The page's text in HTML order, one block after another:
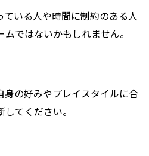
いる人や時間に制約のある人
ではないかもしれません。
身の好みやプレイスタイルに合
てください。